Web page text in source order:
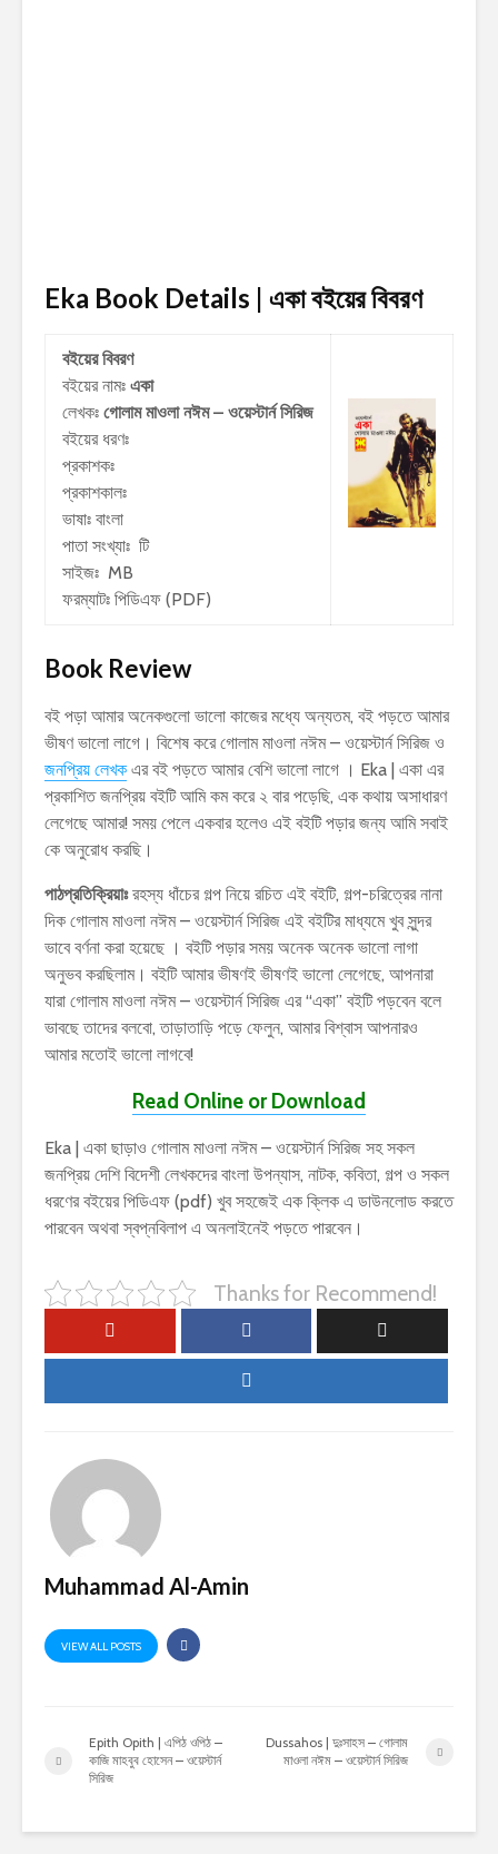
Eka Book Details | একাবইয়ের বিবরণ
বইয়ের বিবরণ
বইয়ের নামঃ একা
লেখকঃ গোলাম মাওলা নঈম – ওয়েস্টার্ন সিরিজ
বইয়ের ধরণঃ
প্রকাশকঃ
প্রকাশকালঃ
ভাষাঃ বাংলা
পাতা সংখ্যাঃ টি
সাইজঃ MB
ফরম্যাটঃ পিডিএফ (PDF)
Book Review
বই পড়া আমার অনেকগুলো ভালো কাজের মধ্যে অন্যতম, বই পড়তে আমার
ভীষণ ভালো লাগে। বিশেষ করে গোলাম মাওলা নঈম – ওয়েস্টার্ন সিরিজ ও
জনপ্রিয় লেখক এর বই পড়তে আমার বেশি ভালো লাগে । Eka | একা এর
প্রকাশিত জনপ্রিয় বইটি আমি কম করে ২ বার পড়েছি, এক কথায় অসাধারণ
লেগেছে আমার! সময় পেলে একবার হলেও এই বইটি পড়ার জন্য আমি সবাই
কে অনুরোধ করছি।
পাঠপ্রতিক্রিয়াঃরহস্য ধাঁচের গল্প নিয়ে রচিত এই বইটি, গল্প-চরিত্রের নানা
দিক গোলাম মাওলা নঈম – ওয়েস্টার্ন সিরিজ এই বইটির মাধ্যমে খুব সুন্দর
ভাবে বর্ণনা করা হয়েছে । বইটি পড়ার সময় অনেক অনেক ভালো লাগা
অনুভব করছিলাম। বইটি আমার ভীষণই ভীষণই ভালো লেগেছে, আপনারা
যারা গোলাম মাওলা নঈম – ওয়েস্টার্ন সিরিজ এর “একা” বইটি পড়বেন বলে
ভাবছে তাদের বলবো, তাড়াতাড়ি পড়ে ফেলুন, আমার বিশ্বাস আপনারও
আমার মতোই ভালো লাগবে!
Read Online or Download
Eka | একা ছাড়াও গোলাম মাওলা নঈম – ওয়েস্টার্ন সিরিজ সহ সকল
জনপ্রিয় দেশি বিদেশী লেখকদের বাংলা উপন্যাস, নাটক, কবিতা, গল্প ও সকল
ধরণের বইয়ের পিডিএফ (pdf) খুব সহজেই এক ক্লিক এ ডাউনলোড করতে
পারবেন অথবা স্বপ্নবিলাপ এ অনলাইনেই পড়তে পারবেন।
Thanks for Recommend!
Muhammad Al-Amin
VIEW ALL POSTS
Epith Opith | এপিঠ ওপিঠ –
কাজি মাহবুব হোসেন – ওয়েস্টার্ন
সিরিজ
Dussahos | দুঃসাহস – গোলাম
মাওলা নঈম – ওয়েস্টার্ন সিরিজ